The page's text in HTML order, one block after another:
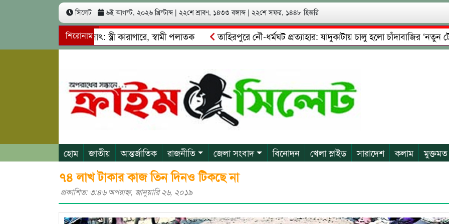
সিলেট ৬ই আগস্ট, ২০২৬ খ্রিস্টাব্দ | ২২শে শ্রাবণ, ১৪৩৩ বঙ্গাব্দ | ২২শে সফর, ১৪৪৮ হিজরি
শিরোনাম
কোটি টাকা আত্মসাৎ: স্ত্রী কারাগারে, স্বামী পলাতক তাহিরপুরে নৌ-ধর্মঘট প্রত্যাহার: যাদুকাটায় চালু হলো চাঁদাবাজির ‘নতুন টোল’!
ও শ্রমিকদের মারধর
নগরীতে কোটি টাকার সম্পত্তি দখলের চেষ্টা: গ্রেফতারের পর জামিনে মূক্ত রাসেল, আতঙ্কে পরিবার
হোম জাতীয় আন্তর্জাতিক রাজনীতি জেলা সংবাদ বিনোদন খেলা স্লাইড সারাদেশ কলাম মুক্তমত
৭৪ লাখ টাকার কাজ তিন দিনও টিকছে না
প্রকাশিত: ৩:৪৬ অপরাহ্ণ, জানুয়ারি ২৬, ২০১৯